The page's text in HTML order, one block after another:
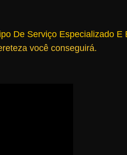
De Serviço Especializado E
você conseguirá.